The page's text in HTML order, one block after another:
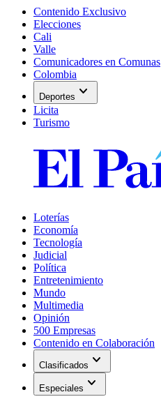
Contenido Exclusivo
Elecciones
Cali
Valle
Comunicadores en Comunas
Colombia
Deportes expand_more
Licita
Turismo
Loterías
Economía
Tecnología
Judicial
Política
Entretenimiento
Mundo
Multimedia
Opinión
500 Empresas
Contenido en Colaboración
Clasificados expand_more
Especiales expand_more